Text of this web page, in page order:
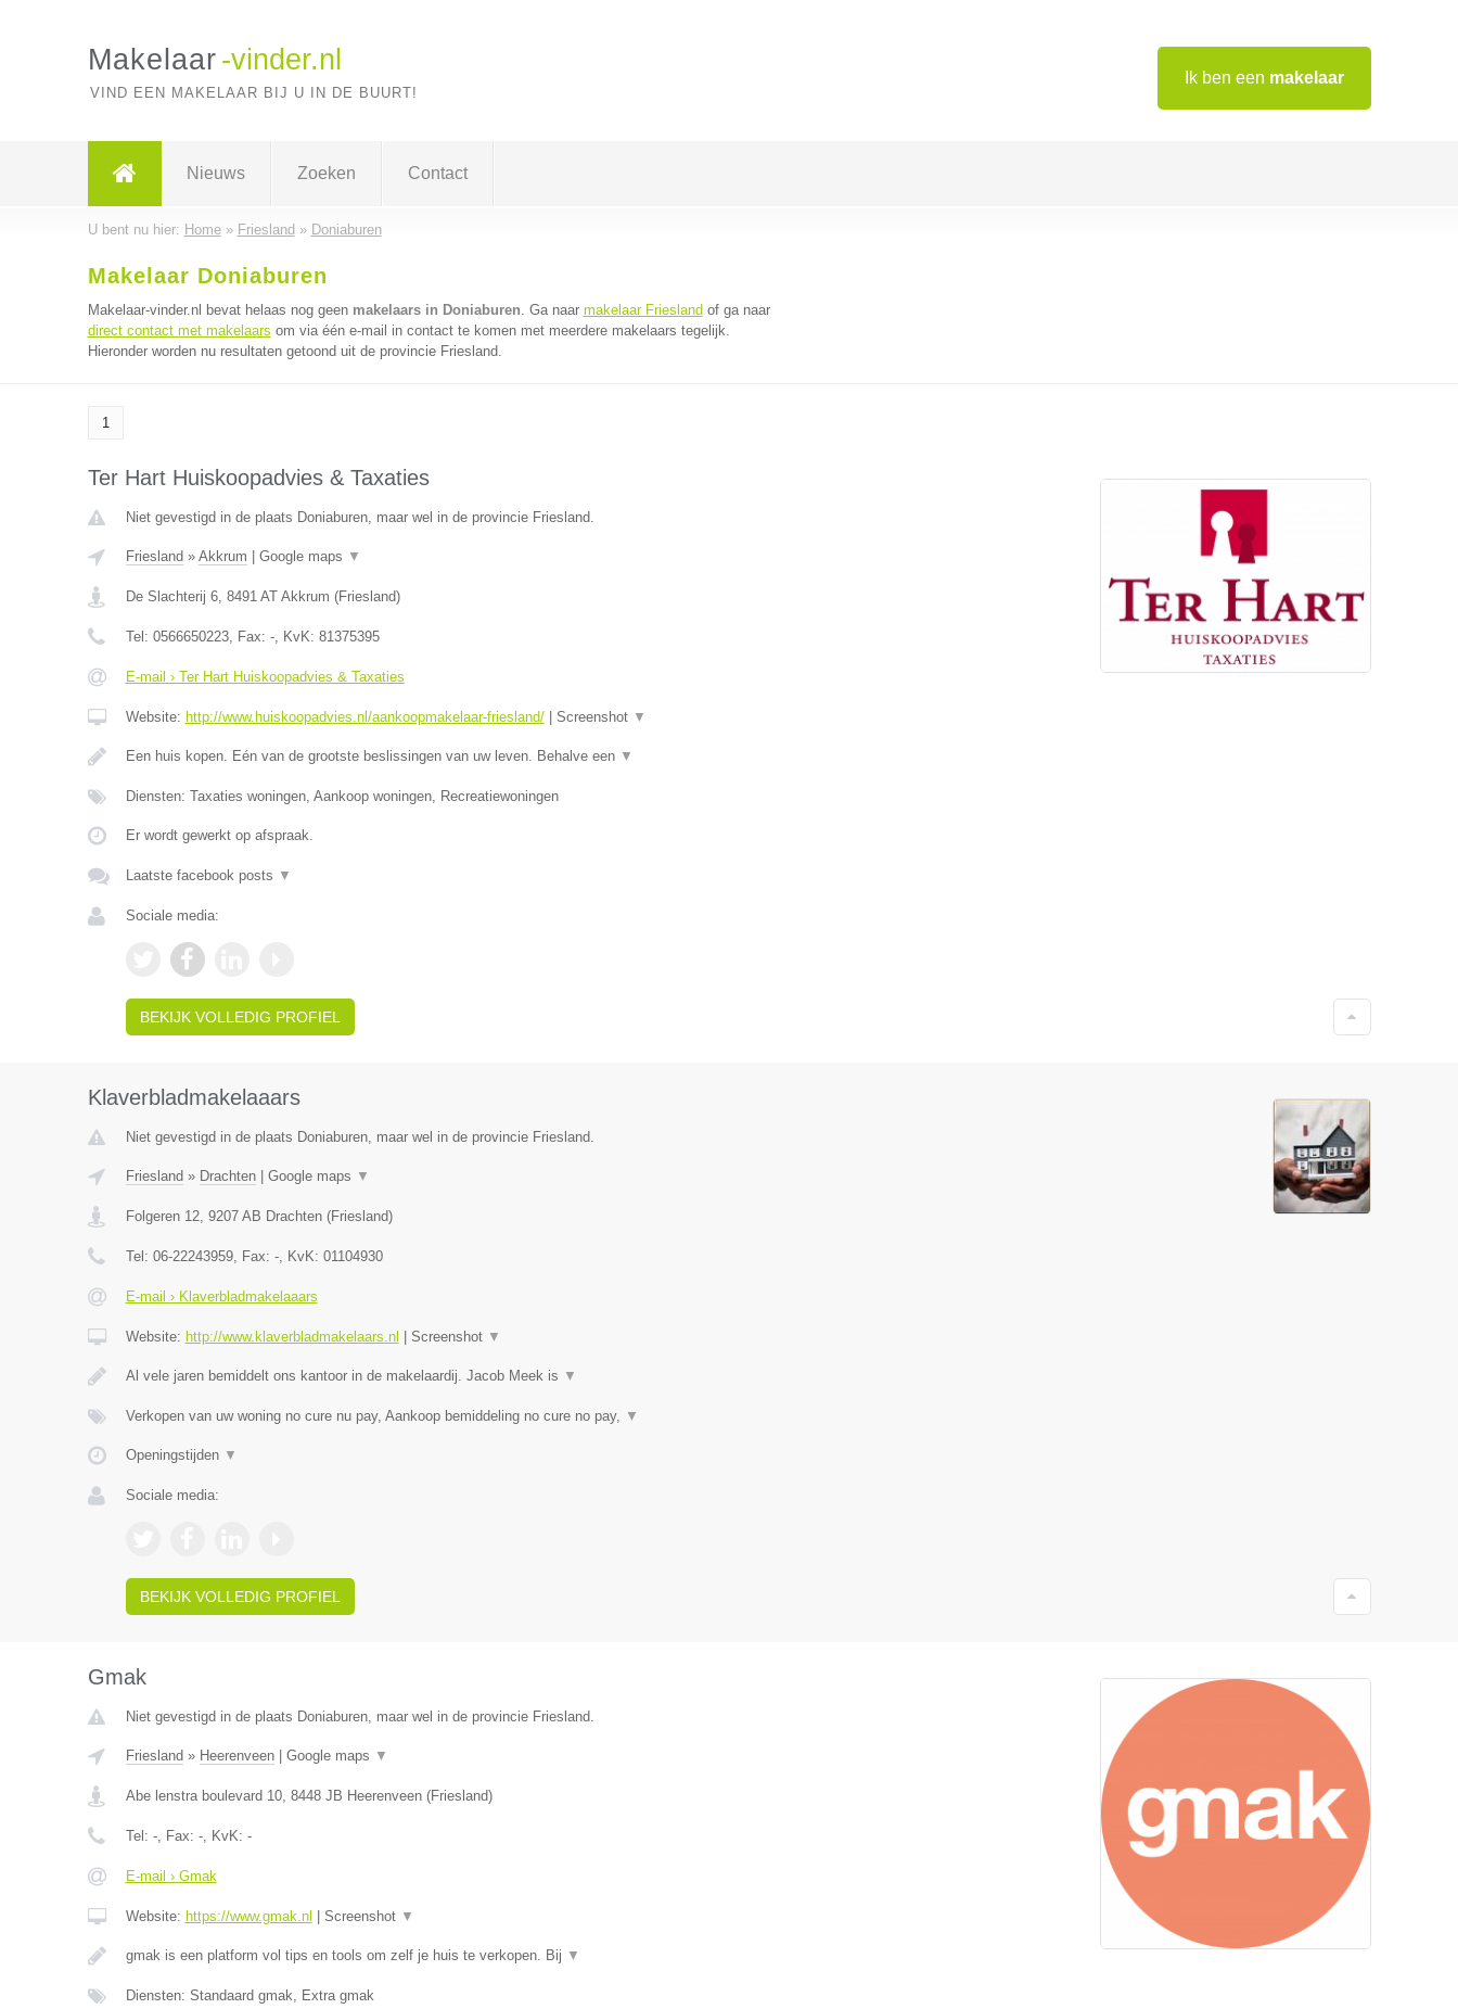
Ik ben een makelaar
Makelaar -vinder.nl
VIND EEN MAKELAAR BIJ U IN DE BUURT!
Nieuws Zoeken Contact
U bent nu hier: Home» Friesland » Doniaburen
Makelaar Doniaburen
Makelaar-vinder.nl bevat helaas nog geen makelaars in Doniaburen. Ga naar makelaar Friesland of ga naar
direct contact met makelaars om via één e-mail in contact te komen met meerdere makelaars tegelijk.
Hieronder worden nu resultaten getoond uit de provincie Friesland.
1
Ter Hart Huiskoopadvies & Taxaties
Niet gevestigd in de plaats Doniaburen, maar wel in de provincie Friesland.
Friesland » Akkrum Google maps ▼
De Slachterij 6, 8491 AT Akkrum (Friesland)
Tel: 0566650223, Fax: -, KvK: 81375395
E-mail › Ter Hart Huiskoopadvies & Taxaties
Website: http://www.huiskoopadvies.nl/aankoopmakelaar-friesland/| Screenshot ▼
Een huis kopen. Eén van de grootste beslissingen van uw leven. Behalve een ▼
Diensten: Taxaties woningen, Aankoop woningen, Recreatiewoningen
Er wordt gewerkt op afspraak.
Laatste facebook posts ▼
Sociale media:
BEKIJK VOLLEDIG PROFIEL
Klaverbladmakelaaars
Niet gevestigd in de plaats Doniaburen, maar wel in de provincie Friesland.
Friesland » Drachten| Google maps ▼
Folgeren 12, 9207 AB Drachten(Friesland)
Tel: 06-22243959, Fax: -, KvK: 01104930
E-mail › Klaverbladmakelaaars
Website: http://www.klaverbladmakelaars.nl Screenshot ▼
Al vele jaren bemiddelt ons kantoor in de makelaardij. Jacob Meek is ▼
Verkopen van uw woning no cure nu pay, Aankoop bemiddeling no cure no pay, ▼
Openingstijden ▼
Sociale media:
BEKIJK VOLLEDIG PROFIEL
Gmak
Niet gevestigd in de plaats Doniaburen, maar wel in de provincie Friesland.
Friesland » Heerenveen| Google maps ▼
Abe lenstra boulevard 10, 8448 JB Heerenveen(Friesland)
Tel: -, Fax: -, KvK: -
E-mail › Gmak
Website: https://www.gmak.nl Screenshot ▼
gmak is een platform vol tips en tools om zelf je huis te verkopen. Bij ▼
Diensten: Standaard gmak, Extra gmak